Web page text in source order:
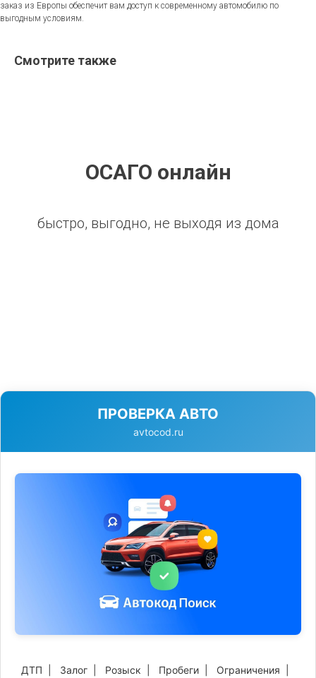
заказ из Европы обеспечит вам доступ к современному автомобилю по
выгодным условиям.
Смотрите также
ОСАГО онлайн
быстро, выгодно, не выходя из дома
ПРОВЕРКА АВТО
avtocod.ru
ДТП Залог Розыск Пробеги Ограничения